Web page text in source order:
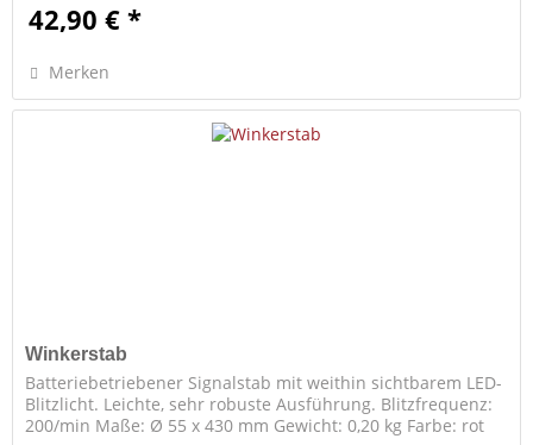
42,90 € *
Merken
Winkerstab
Batteriebetriebener Signalstab mit weithin sichtbarem LED-
Blitzlicht. Leichte, sehr robuste Ausführung. Blitzfrequenz:
200/min Maße: Ø 55 x 430 mm Gewicht: 0,20 kg Farbe: rot